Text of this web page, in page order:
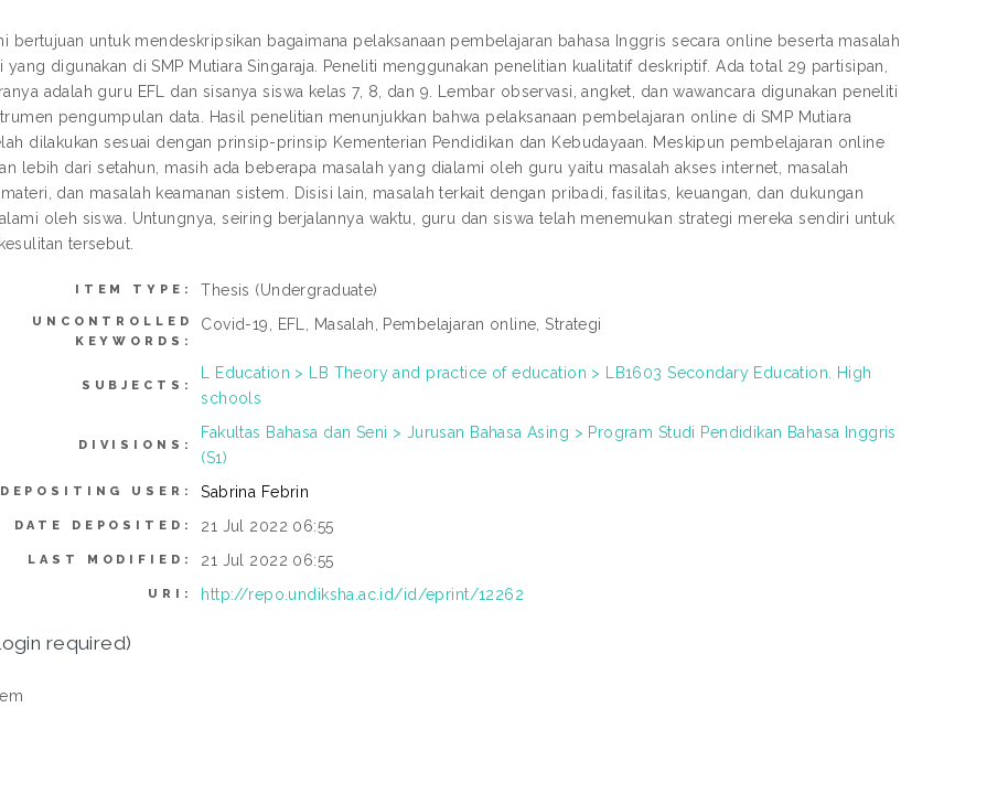
bertujuan untuk mendeskripsikan bagaimana pelaksanaan pembelajaran bahasa Inggris secara online beserta masalah
yang digunakan di SMP Mutiara Singaraja. Peneliti menggunakan penelitian kualitatif deskriptif. Ada total 29 partisipan,
adalah guru EFL dan sisanya siswa kelas 7, 8, dan 9. Lembar observasi, angket, dan wawancara digunakan peneliti
pengumpulan data. Hasil penelitian menunjukkan bahwa pelaksanaan pembelajaran online di SMP Mutiara
dilakukan sesuai dengan prinsip-prinsip Kementerian Pendidikan dan Kebudayaan. Meskipun pembelajaran online
lebih dari setahun, masih ada beberapa masalah yang dialami oleh guru yaitu masalah akses internet, masalah
dan masalah keamanan sistem. Disisi lain, masalah terkait dengan pribadi, fasilitas, keuangan, dan dukungan
oleh siswa. Untungnya, seiring berjalannya waktu, guru dan siswa telah menemukan strategi mereka sendiri untuk
tersebut.
ITEM TYPE: Thesis (Undergraduate)
UNCONTROLLED
KEYWORDS:
Covid-19, EFL, Masalah, Pembelajaran online, Strategi
SUBJECTS:
L Education > LB Theory and practice of education > LB1603 Secondary Education. High
schools
DIVISIONS:
Fakultas Bahasa dan Seni > Jurusan Bahasa Asing > Program Studi Pendidikan Bahasa Inggris
(S1)
DEPOSITING USER: Sabrina Febrin
DATE DEPOSITED: 21 Jul 2022 06:55
LAST MODIFIED: 21 Jul 2022 06:55
URI: http://repo.undiksha.ac.id/id/eprint/12262
required)